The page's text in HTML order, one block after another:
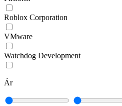
Roblox Corporation
VMware
Watchdog Development
Ár